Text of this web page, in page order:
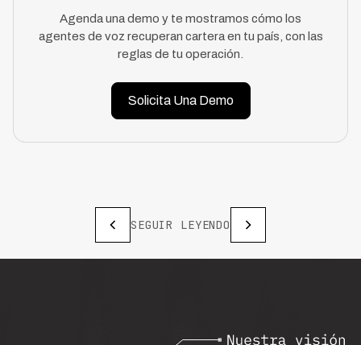
Agenda una demo y te mostramos cómo los
agentes de voz recuperan cartera en tu país, con las
reglas de tu operación.
Solicita Una Demo
SEGUIR LEYENDO